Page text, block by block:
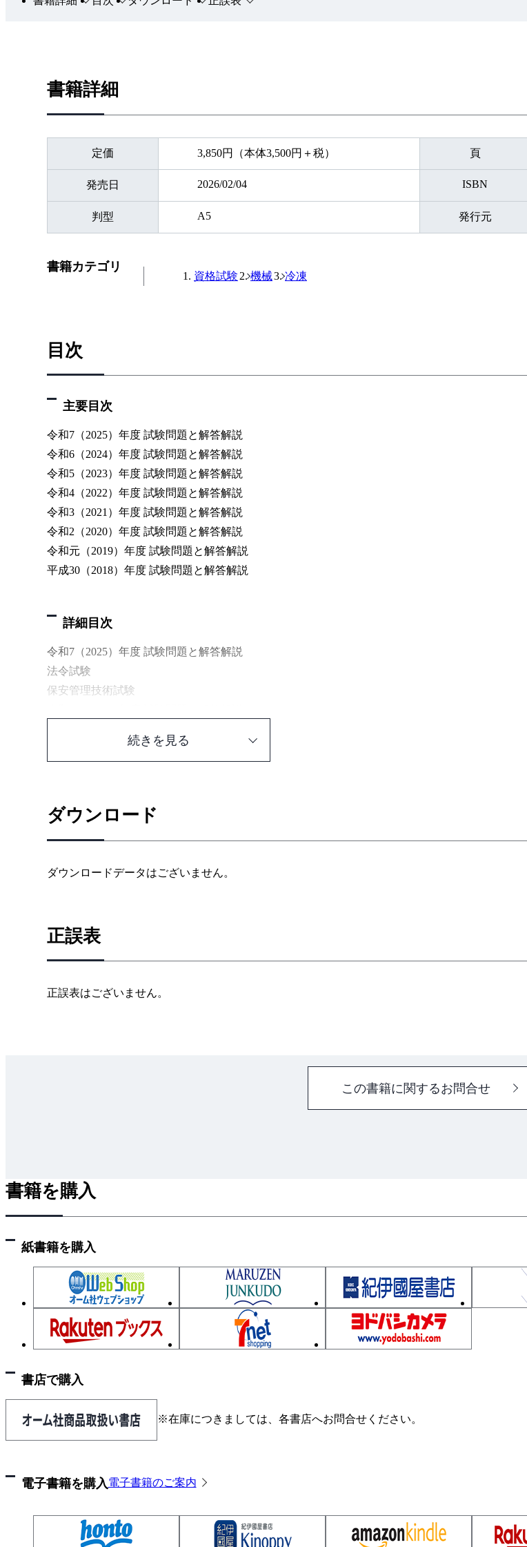
書籍詳細
定価 3,850円（本体3,500円＋税） 頁
発売日 2026/02/04 ISBN
判型 A5 発行元
書籍カテゴリ
資格試験 機械 冷凍
目次
主要目次
令和7（2025）年度 試験問題と解答解説
令和6（2024）年度 試験問題と解答解説
令和5（2023）年度 試験問題と解答解説
令和4（2022）年度 試験問題と解答解説
令和3（2021）年度 試験問題と解答解説
令和2（2020）年度 試験問題と解答解説
令和元（2019）年度 試験問題と解答解説
平成30（2018）年度 試験問題と解答解説
詳細目次
令和7（2025）年度 試験問題と解答解説
法令試験
保安管理技術試験
保安管理技術試験
保安管理技術試験
令和4（2022）年度 試験問題と解答解説
法令試験
令和2（2020）年度 試験問題と解答解説
法令試験
令和元（2019）年度 試験問題と解答解説
（3） 蒸気圧縮式冷凍装置／吸収式冷凍装置
（4） 顕熱／潜熱
（6） 製造者
（7） 溶栓
（8） 真空乾燥
（9） クランクケースヒータ
（10） アンローダ
（11） 摂氏温度／絶対温度／ゲージ圧力／絶対圧力／顕熱／潜熱
基礎知識
②ボイル・シャルルの法則／気体の状態式
③引張強さ
続きを見る
ダウンロード
ダウンロードデータはございません。
正誤表
正誤表はございません。
この書籍に関するお問合せ
書籍を購入
紙書籍を購入
書店で購入
※在庫につきましては、各書店へお問合せください。
電子書籍を購入電子書籍のご案内